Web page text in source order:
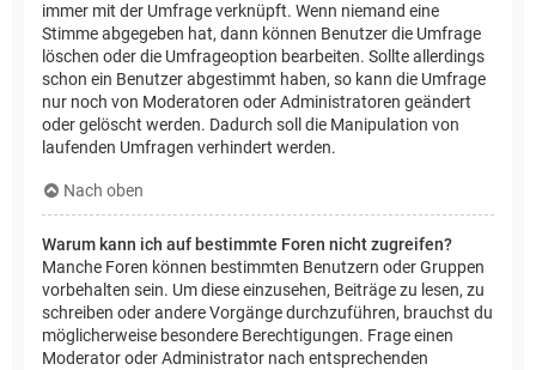
immer mit der Umfrage verknüpft. Wenn niemand eine
Stimme abgegeben hat, dann können Benutzer die Umfrage
löschen oder die Umfrageoption bearbeiten. Sollte allerdings
schon ein Benutzer abgestimmt haben, so kann die Umfrage
nur noch von Moderatoren oder Administratoren geändert
oder gelöscht werden. Dadurch soll die Manipulation von
laufenden Umfragen verhindert werden.
Nach oben
Warum kann ich auf bestimmte Foren nicht zugreifen?
Manche Foren können bestimmten Benutzern oder Gruppen
vorbehalten sein. Um diese einzusehen, Beiträge zu lesen, zu
schreiben oder andere Vorgänge durchzuführen, brauchst du
möglicherweise besondere Berechtigungen. Frage einen
Moderator oder Administrator nach entsprechenden